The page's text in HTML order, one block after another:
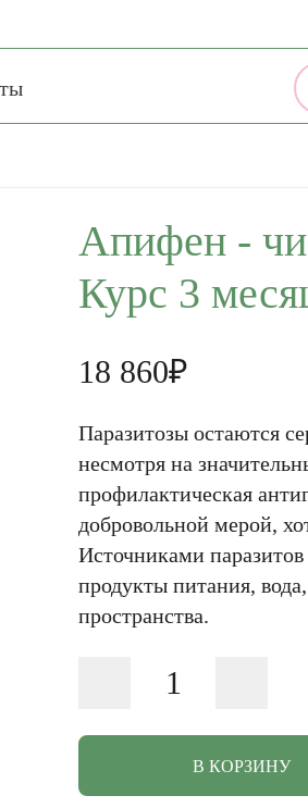
Апифен -
Курс 3
18 860₽
В КОРЗИНУ
Паразитозы остаются
несмотря на
профилактическая
добровольной мерой,
Источниками
продукты питания,
пространства.